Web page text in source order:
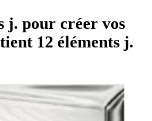
j. pour créer vos
12 éléments j.